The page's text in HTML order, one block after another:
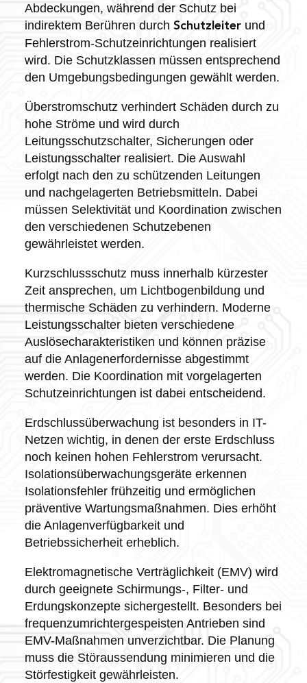
Abdeckungen, während der Schutz bei
indirektem Berühren durch Schutzleiterund
Fehlerstrom-Schutzeinrichtungen realisiert
wird. Die Schutzklassen müssen entsprechend
den Umgebungsbedingungen gewählt werden.
Überstromschutz verhindert Schäden durch zu
hohe Ströme und wird durch
Leitungsschutzschalter, Sicherungen oder
Leistungsschalter realisiert. Die Auswahl
erfolgt nach den zu schützenden Leitungen
und nachgelagerten Betriebsmitteln. Dabei
müssen Selektivität und Koordination zwischen
den verschiedenen Schutzebenen
gewährleistet werden.
Kurzschlussschutz muss innerhalb kürzester
Zeit ansprechen, um Lichtbogenbildung und
thermische Schäden zu verhindern. Moderne
Leistungsschalter bieten verschiedene
Auslösecharakteristiken und können präzise
auf die Anlagenerfordernisse abgestimmt
werden. Die Koordination mit vorgelagerten
Schutzeinrichtungen ist dabei entscheidend.
Erdschlussüberwachung ist besonders in IT-
Netzen wichtig, in denen der erste Erdschluss
noch keinen hohen Fehlerstrom verursacht.
Isolationsüberwachungsgeräte erkennen
Isolationsfehler frühzeitig und ermöglichen
präventive Wartungsmaßnahmen. Dies erhöht
die Anlagenverfügbarkeit und
Betriebssicherheit erheblich.
Elektromagnetische Verträglichkeit (EMV) wird
durch geeignete Schirmungs-, Filter- und
Erdungskonzepte sichergestellt. Besonders bei
frequenzumrichtergespeisten Antrieben sind
EMV-Maßnahmen unverzichtbar. Die Planung
muss die Störaussendung minimieren und die
Störfestigkeit gewährleisten.